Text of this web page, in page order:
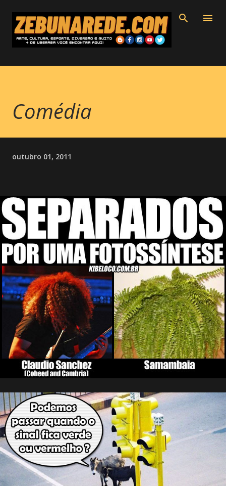
Pular para o conteúdo principal
Comédia
outubro 01, 2011